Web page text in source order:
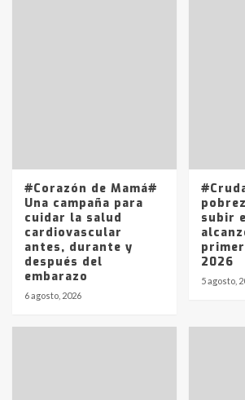
2
14 allanamientos con
en T.Lauquen, Pehuajó
Casares
Identidad de los
pampeanos que fueron
#Corazón de Mamá#
Una campaña para
cuidar la salud
cardiovascular
antes, durante y
después del
embarazo
6 agosto, 2026
subir
2026
5 agosto,